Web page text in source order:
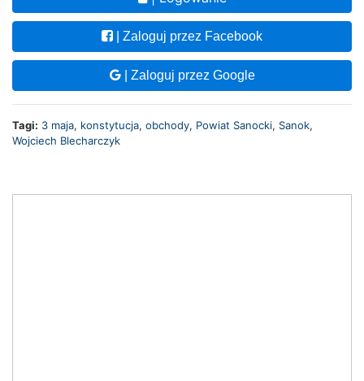
| Zaloguj przez Facebook
| Zaloguj przez Google
Tagi: 3 maja, konstytucja, obchody, Powiat Sanocki, Sanok,
Wojciech Blecharczyk